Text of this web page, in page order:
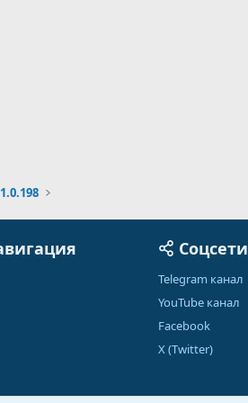
почта
1.0.198
Соцсети
Telegram канал
YouTube канал
Facebook
X (Twitter)